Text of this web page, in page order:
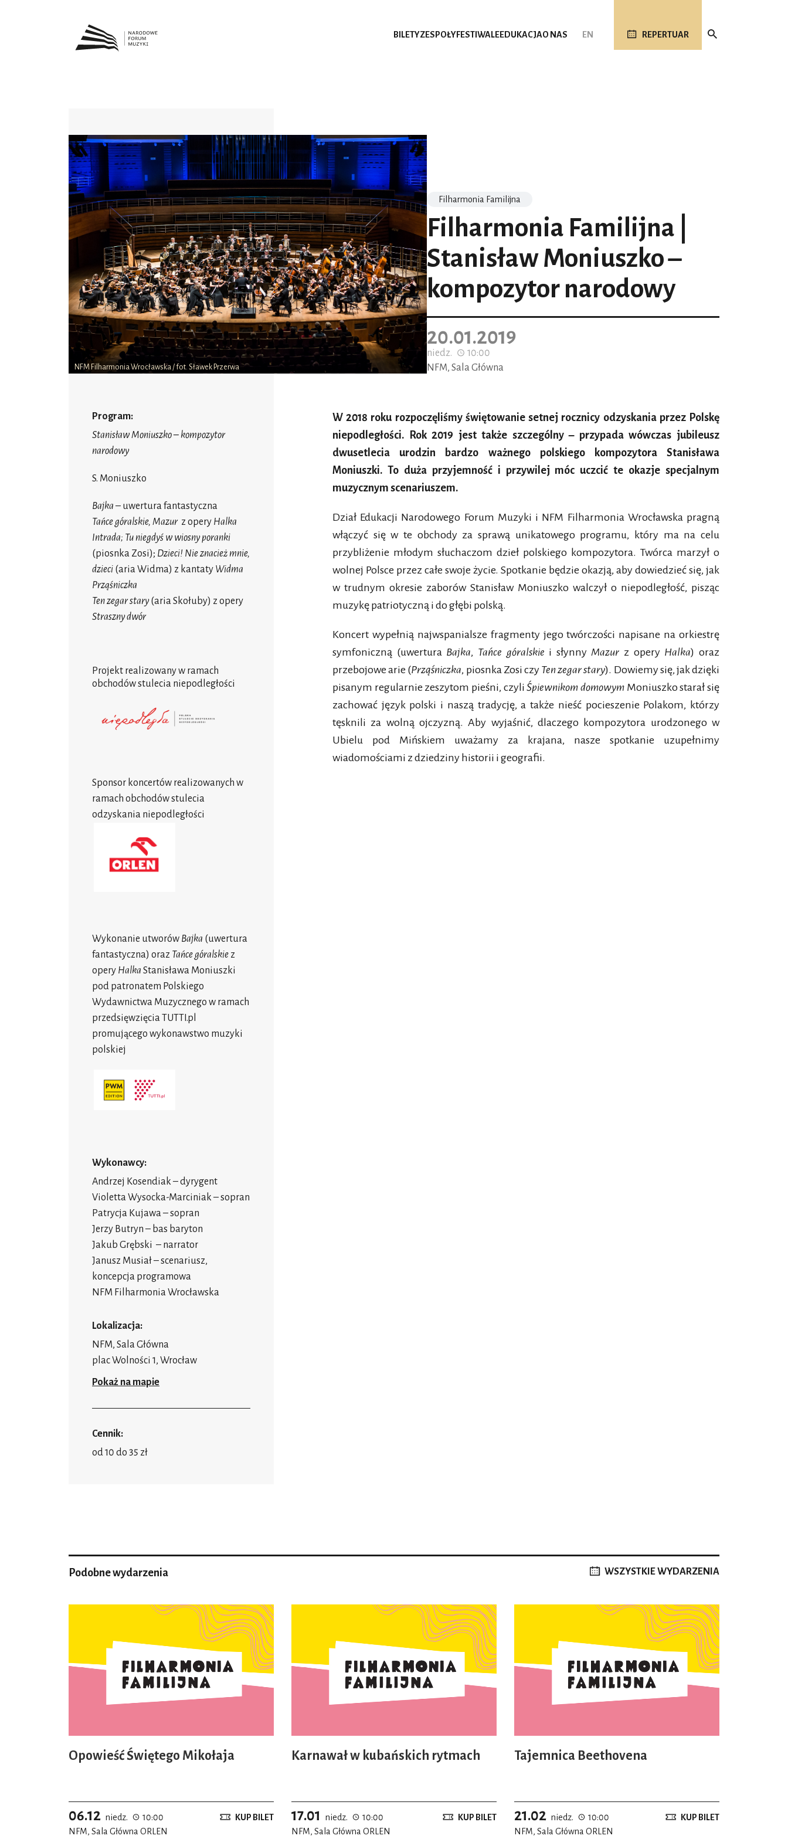
BILETYZESPOŁYFESTIWALEEDUKACJAO NAS EN REPERTUAR
NFM Filharmonia Wrocławska / fot. Sławek Przerwa
Filharmonia Familijna
Filharmonia Familijna |
Stanisław Moniuszko –
kompozytor narodowy
20.01.2019
niedz.
10:00
NFM, Sala Główna
Program:
Stanisław Moniuszko – kompozytor
narodowy
S. Moniuszko
Bajka – uwertura fantastyczna
Tańce góralskie, Mazur z opery Halka
Intrada; Tu niegdyś w wiosny poranki
(piosnka Zosi); Dzieci! Nie znacież mnie,
dzieci (aria Widma) z kantaty Widma
Prząśniczka
Ten zegar stary(aria Skołuby) z opery
Straszny dwór
Projekt realizowany w ramach
obchodów stulecia niepodległości
Sponsor koncertów realizowanych w
ramach obchodów stulecia
odzyskania niepodległości
Wykonanie utworów Bajka (uwertura
fantastyczna) oraz Tańce góralskie z
opery Halka Stanisława Moniuszki
pod patronatem Polskiego
Wydawnictwa Muzycznego w ramach
przedsięwzięcia TUTTI.pl
promującego wykonawstwo muzyki
polskiej
Wykonawcy:
Andrzej Kosendiak – dyrygent
Violetta Wysocka-Marciniak – sopran
Patrycja Kujawa – sopran
Jerzy Butryn – bas baryton
Jakub Grębski – narrator
Janusz Musiał – scenariusz,
koncepcja programowa
NFM Filharmonia Wrocławska
Lokalizacja:
NFM, Sala Główna
plac Wolności 1, Wrocław
Pokaż na mapie
Cennik:
od 10 do 35 zł
W 2018 roku rozpoczęliśmy świętowanie setnej rocznicy odzyskania przez Polskę
niepodległości. Rok 2019 jest także szczególny – przypada wówczas jubileusz
dwusetlecia urodzin bardzo ważnego polskiego kompozytora Stanisława
Moniuszki. To duża przyjemność i przywilej móc uczcić te okazje specjalnym
muzycznym scenariuszem.
Dział Edukacji Narodowego Forum Muzyki i NFM Filharmonia Wrocławska pragną
włączyć się w te obchody za sprawą unikatowego programu, który ma na celu
przybliżenie młodym słuchaczom dzieł polskiego kompozytora. Twórca marzył o
wolnej Polsce przez całe swoje życie. Spotkanie będzie okazją, aby dowiedzieć się, jak
w trudnym okresie zaborów Stanisław Moniuszko walczył o niepodległość, pisząc
muzykę patriotyczną i do głębi polską.
Koncert wypełnią najwspanialsze fragmenty jego twórczości napisane na orkiestrę
symfoniczną (uwertura Bajka, Tańce góralskie i słynnyMazur z opery Halka) oraz
przebojowe arie (Prząśniczka, piosnka Zosi czy Ten zegar stary). Dowiemy się, jak dzięki
pisanym regularnie zeszytom pieśni, czyliŚpiewnikom domowym Moniuszko starał się
zachować język polski i naszą tradycję, a także nieść pocieszenie Polakom, którzy
tęsknili za wolną ojczyzną. Aby wyjaśnić, dlaczego kompozytora urodzonego w
Ubielu pod Mińskiem uważamy za krajana, nasze spotkanie uzupełnimy
wiadomościami z dziedziny historii i geografii.
Podobne wydarzenia WSZYSTKIE WYDARZENIA
Opowieść Świętego Mikołaja
06.12 niedz.
10:00
NFM, Sala Główna ORLEN
KUP BILET
Karnawał w kubańskich rytmach
17.01 niedz.
10:00
NFM, Sala Główna ORLEN
KUP BILET
Tajemnica Beethovena
21.02 niedz.
10:00
NFM, Sala Główna ORLEN
KUP BILET